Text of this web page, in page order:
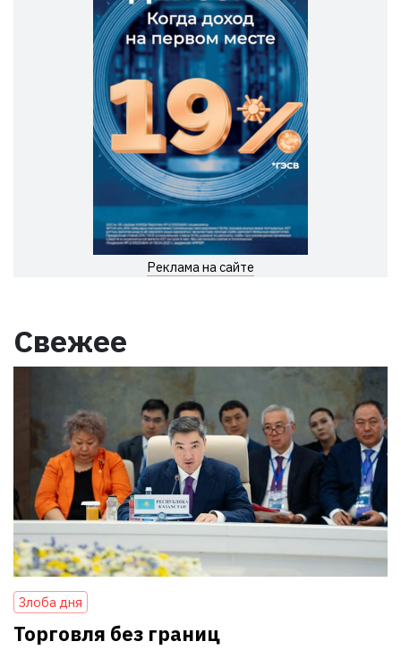
Реклама на сайте
Свежее
Злоба дня
Торговля без границ